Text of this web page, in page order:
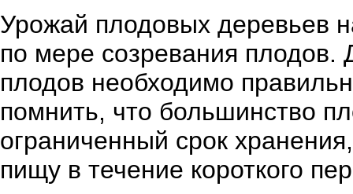
Урожай плодовых деревьев
по мере созревания плодов.
плодов необходимо
помнить, что большинство
ограниченный срок
пищу в течение короткого